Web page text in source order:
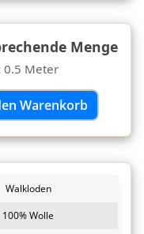
Menge
0.5 Meter
Warenkorb
Walkloden
100% Wolle